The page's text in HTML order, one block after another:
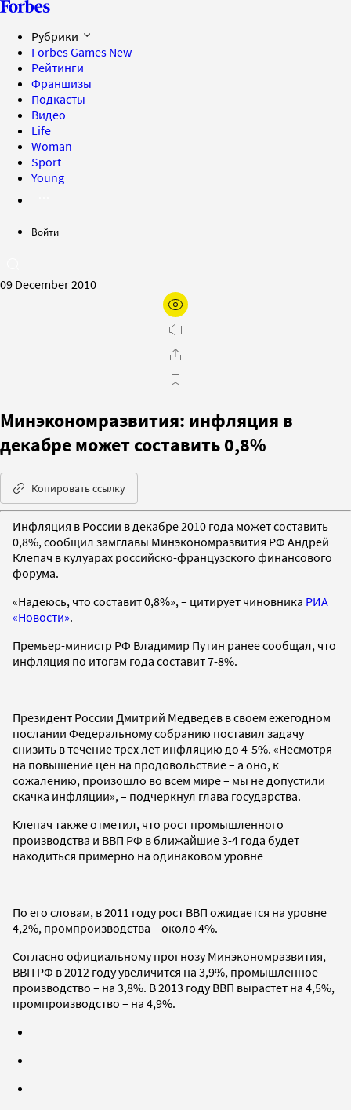
Рубрики
Forbes Games New
Рейтинги
Франшизы
Подкасты
Видео
Life
Woman
Sport
Young
Войти
09 December 2010
Минэкономразвития: инфляция в
декабре может составить 0,8%
Копировать ссылку
Инфляция в России в декабре 2010 года может составить
0,8%, сообщил замглавы Минэкономразвития РФ Андрей
Клепач в кулуарах российско-французского финансового
форума.
«Надеюсь, что составит 0,8%», – цитирует чиновника РИА
«Новости».
Премьер-министр РФ Владимир Путин ранее сообщал, что
инфляция по итогам года составит 7-8%.
Президент России Дмитрий Медведев в своем ежегодном
послании Федеральному собранию поставил задачу
снизить в течение трех лет инфляцию до 4-5%. «Несмотря
на повышение цен на продовольствие – а оно, к
сожалению, произошло во всем мире – мы не допустили
скачка инфляции», – подчеркнул глава государства.
Клепач также отметил, что рост промышленного
производства и ВВП РФ в ближайшие 3-4 года будет
находиться примерно на одинаковом уровне
По его словам, в 2011 году рост ВВП ожидается на уровне
4,2%, промпроизводства – около 4%.
Согласно официальному прогнозу Минэкономразвития,
ВВП РФ в 2012 году увеличится на 3,9%, промышленное
производство – на 3,8%. В 2013 году ВВП вырастет на 4,5%,
промпроизводство – на 4,9%.